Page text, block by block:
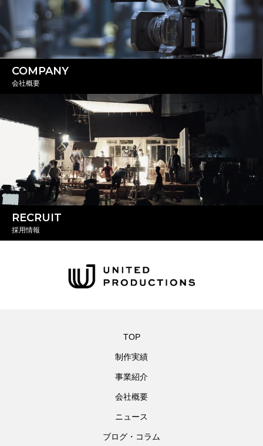
COMPANY
会社概要
RECRUIT
採用情報
TOP
制作実績
事業紹介
会社概要
ニュース
ブログ・コラム